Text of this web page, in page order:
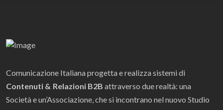
Comunicazione Italiana progetta e realizza sistemi di
Contenuti & Relazioni B2B attraverso due realtà: una
Società e un’Associazione, che si incontrano nel nuovo Studio